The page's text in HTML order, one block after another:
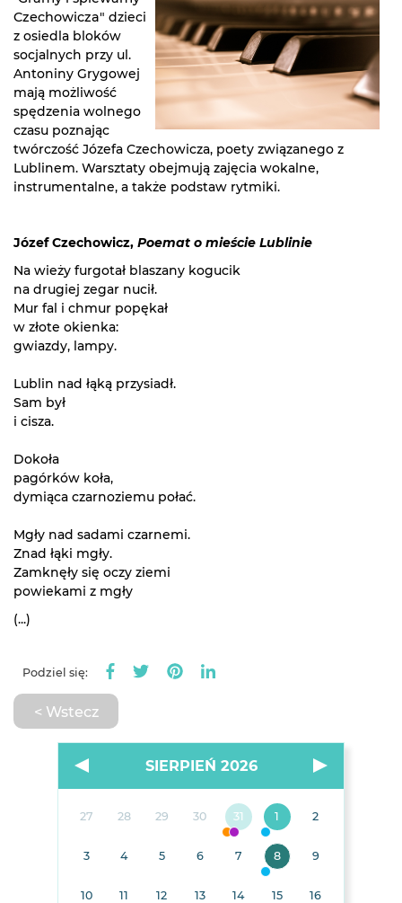
Czechowicza" dzieci
z osiedla bloków
socjalnych przy ul.
Antoniny Grygowej
mają możliwość
spędzenia wolnego
czasu poznając
twórczość Józefa Czechowicza, poety związanego z
Lublinem. Warsztaty obejmują zajęcia wokalne,
instrumentalne, a także podstaw rytmiki.
Józef Czechowicz, Poemat o mieście Lublinie
Na wieży furgotał blaszany kogucik
na drugiej zegar nucił.
Mur fal i chmur popękał
w złote okienka:
gwiazdy, lampy.
Lublin nad łąką przysiadł.
Sam był
i cisza.
Dokoła
pagórków koła,
dymiąca czarnoziemu połać.
Mgły nad sadami czarnemi.
Znad łąki mgły.
Zamknęły się oczy ziemi
powiekami z mgły
(...)
Podziel się:
< Wstecz
SIERPIEŃ 2026
27 28 29 30 31 1 2
3 4 5 6 7 8 9
10 11 12 13 14 15 16